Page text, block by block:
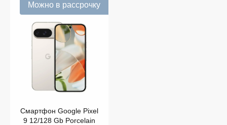
Можно в рассрочку
Смартфон Google Pixel
9 12/128 Gb Porcelain